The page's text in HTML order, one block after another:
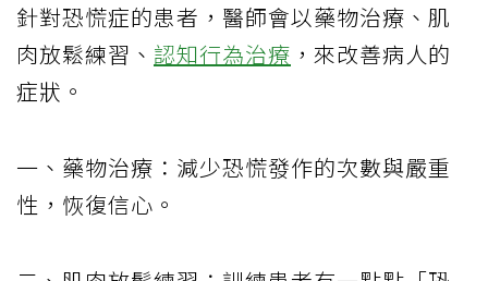
針對恐慌症的患者，醫師會以藥物治療、肌
肉放鬆練習、 認知行為治療 ，來改善病人的
症狀。
一、藥物治療：減少恐慌發作的次數與嚴重
性，恢復信心。